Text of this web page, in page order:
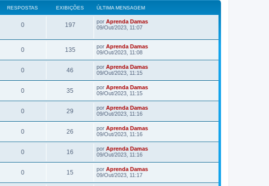
RESPOSTAS EXIBIÇÕES ÚLTIMA MENSAGEM
0 197 por Aprenda Damas
09/Out/2023, 11:07
0 135 por Aprenda Damas
09/Out/2023, 11:08
0 46 por Aprenda Damas
09/Out/2023, 11:15
0 35 por Aprenda Damas
09/Out/2023, 11:15
0 29 por Aprenda Damas
09/Out/2023, 11:16
0 26 por Aprenda Damas
09/Out/2023, 11:16
0 16 por Aprenda Damas
09/Out/2023, 11:16
0 15 por Aprenda Damas
09/Out/2023, 11:17